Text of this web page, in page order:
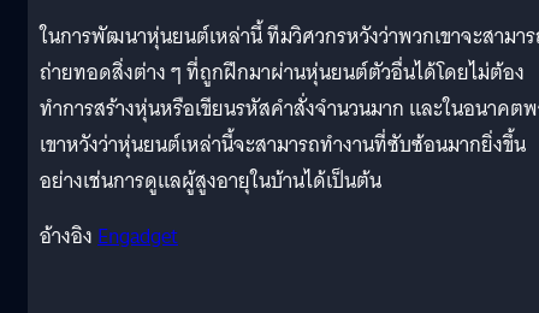
ในการพัฒนาหุ่นยนต์เหล่านี้ ทีมวิศวกรหวังว่าพวกเขาจะสามา
ถ่ายทอดสิ่งต่าง ๆ ที่ถูกฝึกมาผ่านหุ่นยนต์ตัวอื่นได้โดยไม่ต้อง
ทำการสร้างหุ่นหรือเขียนรหัสคำสั่งจำนวนมาก และในอนาคต
เขาหวังว่าหุ่นยนต์เหล่านี้จะสามารถทำงานที่ซับซ้อนมากยิ่งขึ้น
อย่างเช่นการดูแลผู้สูงอายุในบ้านได้เป็นต้น
อ้างอิงEngadget